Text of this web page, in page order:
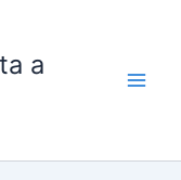
a